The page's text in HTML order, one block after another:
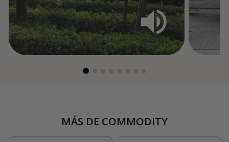
MÁS DE COMMODITY